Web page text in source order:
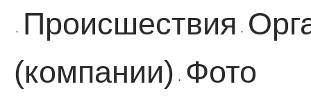
· Происшествия ·
(компании)
·
Фото